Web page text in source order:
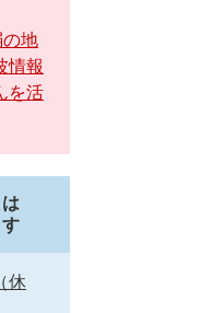
地
情報
を活
休